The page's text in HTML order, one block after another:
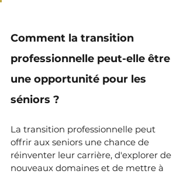
Comment la transition
professionnelle peut-elle être
une opportunité pour les
séniors ?
La transition professionnelle peut
offrir aux seniors une chance de
réinventer leur carrière, d'explorer de
nouveaux domaines et de mettre à